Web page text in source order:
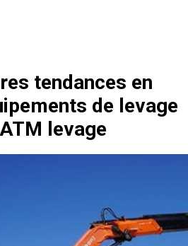
tendances en
de levage
levage